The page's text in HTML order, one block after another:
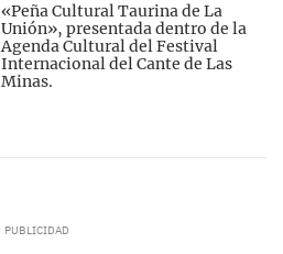
«Peña Cultural Taurina de La
Unión», presentada dentro de la
Agenda Cultural del Festival
Internacional del Cante de Las
Minas.